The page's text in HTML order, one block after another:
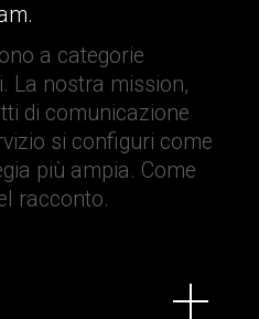
a categorie
La nostra mission,
di comunicazione
si configuri come
più ampia. Come
racconto.